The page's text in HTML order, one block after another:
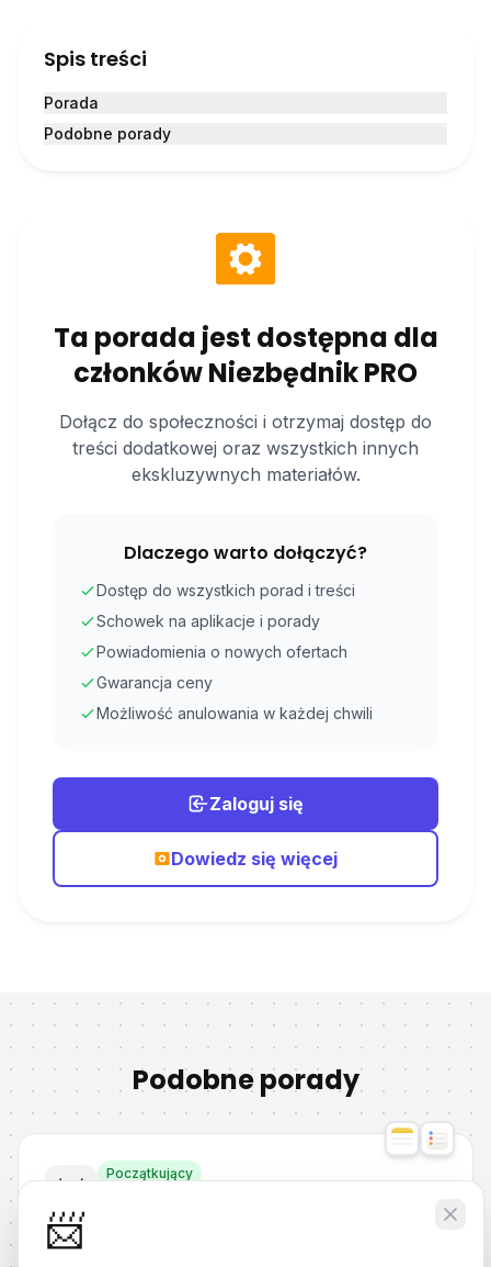
Spis treści
Porada
Podobne porady
Ta porada jest dostępna dla
członków Niezbędnik PRO
Dołącz do społeczności i otrzymaj dostęp do
treści dodatkowej oraz wszystkich innych
ekskluzywnych materiałów.
Dlaczego warto dołączyć?
Dostęp do wszystkich porad i treści
Schowek na aplikacje i porady
Powiadomienia o nowych ofertach
Gwarancja ceny
Możliwość anulowania w każdej chwili
Zaloguj się
Dowiedz się więcej
Podobne porady
💡
Początkujący
Praktyczny przewodnik pokazujący, jak wykorzystać
📨